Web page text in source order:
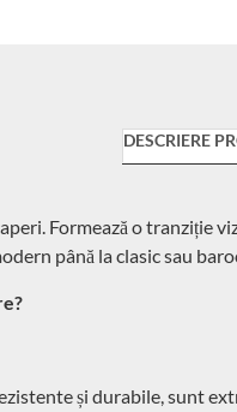
DESCRIERE
Formează o
până la clasic sau
și durabile, sunt